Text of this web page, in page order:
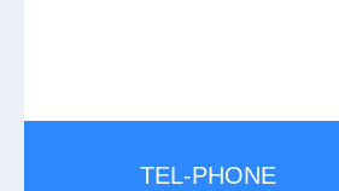
TEL-PHONE